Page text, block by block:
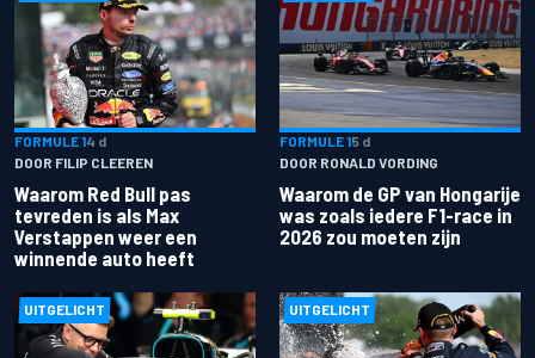
FORMULE 14 d
DOOR FILIP CLEEREN
Waarom Red Bull pas
tevreden is als Max
Verstappen weer een
winnende auto heeft
FORMULE 15 d
DOOR RONALD VORDING
Waarom de GP van Hongarije
was zoals iedere F1-race in
2026 zou moeten zijn
UITGELICHT UITGELICHT